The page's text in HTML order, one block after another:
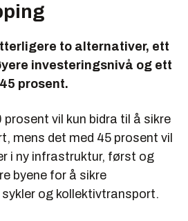
to alternativer, ett
investeringsnivå og ett
prosent.
vil kun bidra til å sikre
mens det med 45 prosent vil
i ny infrastruktur, først og
byene for å sikre
og kollektivtransport.